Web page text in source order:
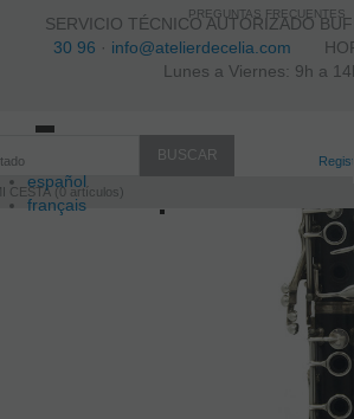
SERVICIO TÉCNICO AUTORIZADO
30 96 · info@atelierdecelia.com
Lunes a Viernes: 9h a
español
français
CESTA 0 artículos
PREGUNTAS FRECUENTES